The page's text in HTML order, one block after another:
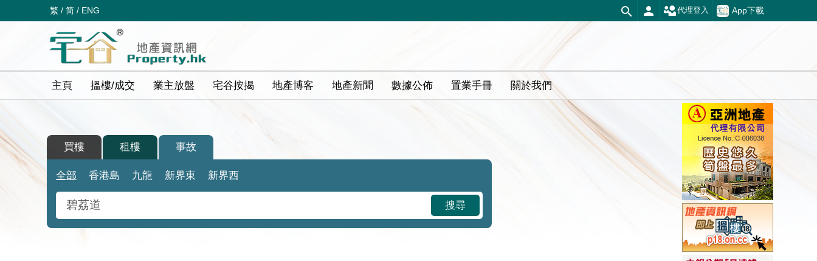
繁 / 简 / ENG App下載
代理登入
主頁 搵樓/成交 業主放盤 宅谷按揭 地產博客 地產新聞 數據公佈 置業手冊 關於我們
買樓 租樓 事故
全部 香港島 九龍 新界東 新界西
搜尋